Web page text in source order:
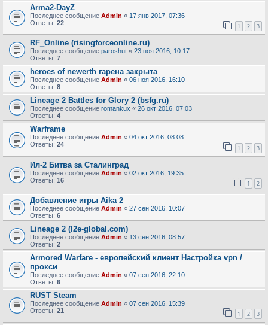
Arma2-DayZ
Последнее сообщение Admin « 17 янв 2017, 07:36
Ответы: 22 1 2 3
RF_Online (risingforceonline.ru)
Последнее сообщение paroshut « 23 ноя 2016, 10:17
Ответы: 7
heroes of newerth гарена закрыта
Последнее сообщение Admin « 06 ноя 2016, 16:10
Ответы: 8
Lineage 2 Battles for Glory 2 (bsfg.ru)
Последнее сообщение romankux « 26 окт 2016, 07:03
Ответы: 4
Warframe
Последнее сообщение Admin « 04 окт 2016, 08:08
Ответы: 24 1 2 3
Ил-2 Битва за Сталинград
Последнее сообщение Admin « 02 окт 2016, 19:35
Ответы: 16 1 2
Добавление игры Aika 2
Последнее сообщение Admin « 27 сен 2016, 10:07
Ответы: 6
Lineage 2 (l2e-global.com)
Последнее сообщение Admin « 13 сен 2016, 08:57
Ответы: 2
Armored Warfare - европейский клиент Настройка vpn /
прокси
Последнее сообщение Admin « 07 сен 2016, 22:10
Ответы: 6
RUST Steam
Последнее сообщение Admin « 07 сен 2016, 15:39
Ответы: 21 1 2 3